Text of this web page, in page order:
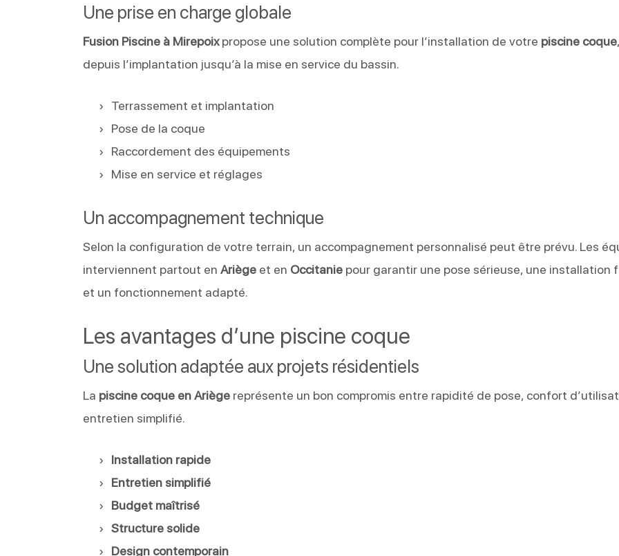
Une prise en charge globale
Fusion Piscine à Mirepoixpropose une solution complète pour l’installation de votre piscine coque
depuis l’implantation jusqu’à la mise en service du bassin.
Terrassement et implantation
Pose de la coque
Raccordement des équipements
Mise en service et réglages
Un accompagnement technique
Selon la configuration de votre terrain, un accompagnement personnalisé peut être prévu. Les
interviennent partout enAriège et en Occitanie pour garantir une pose sérieuse, une installation
et un fonctionnement adapté.
Les avantages d’une piscine coque
Une solution adaptée aux projets résidentiels
La piscine coque en Ariège représente un bon compromis entre rapidité de pose, confort
entretien simplifié.
Installation rapide
Entretien simplifié
Budget maîtrisé
Structure solide
Design contemporain